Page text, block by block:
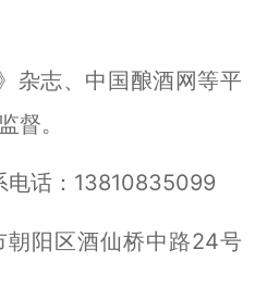
杂志、中国酿酒网等平
督。
电话： 13810835099
阳区酒仙桥中路24号